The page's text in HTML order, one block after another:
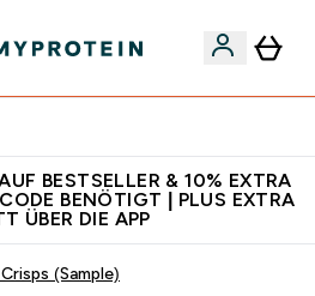
BESTSELLER & 10% EXTRA
BENÖTIGT | PLUS EXTRA
ÜBER DIE APP
(Sample)